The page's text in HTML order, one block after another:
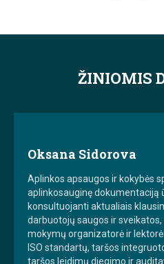
ŽINIOMIS
Oksana Sidorova
Aplinkos apsaugos ir kokybės
aplinkosauginę dokumentaciją
konsultuojanti aktualiais
darbuotojų saugos ir
mokymų organizatorė ir
ISO standartų, taršos
taršos leidimų diegimo ir